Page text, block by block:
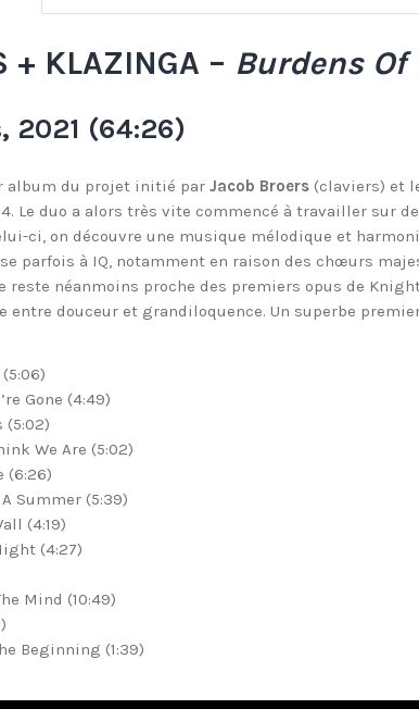
+ KLAZINGA – Burdens Of
2021 (64:26)
album du projet initié par Jacob Broers (claviers) et
Le duo a alors très vite commencé à travailler sur
ci, on découvre une musique mélodique et
parfois à IQ, notamment en raison des chœurs
reste néanmoins proche des premiers opus de
entre douceur et grandiloquence. Un superbe
Gone (4:49)
(5:02)
We Are (5:02)
(6:26)
Summer (5:39)
(4:19)
(4:27)
Mind (10:49)
Beginning (1:39)